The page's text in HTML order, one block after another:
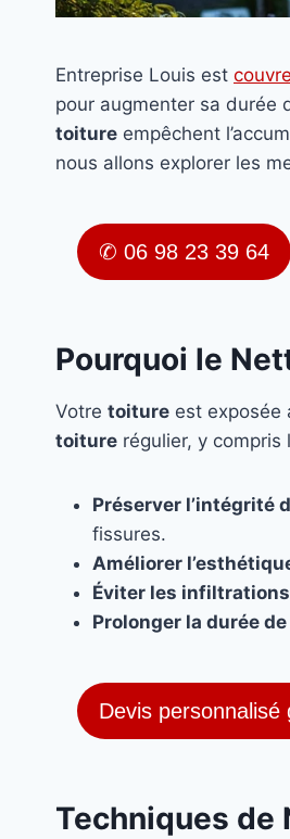
Entreprise Louis est
pour augmenter sa durée
toiture empêchent
nous allons explorer les
✆ 06 98 23 39 64
Pourquoi le
Votre toiture est exposée
toiture régulier, y compris
Préserver l’intégrité
fissures.
Améliorer
Éviter les infiltrations
Prolonger la durée
Devis personnalisé
Techniques de